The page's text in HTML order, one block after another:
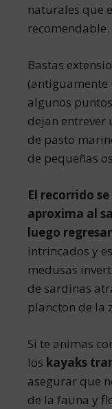
naturales que
recomendable.
Bastas
algunos
dejan entrever
de pasto
de pequeñas
El recorrido
aproxima al
luego
intrincados y
medusas
de sardinas
plancton de la
Si te animas
los kayaks
asegurar que
de la fauna y